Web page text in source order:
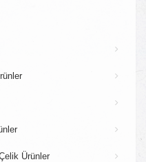
Ürünler